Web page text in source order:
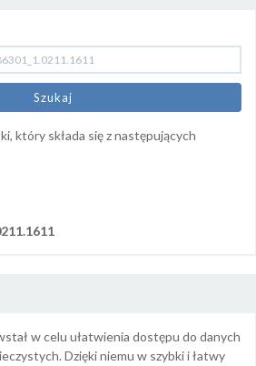
który składa się z następujących
w celu ułatwienia dostępu do danych
Dzięki niemu w szybki i łatwy